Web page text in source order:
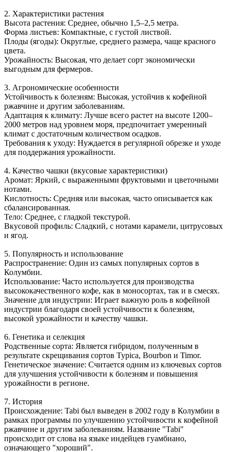
2. Характеристики растения
Высота растения: Среднее, обычно 1,5–2,5 метра.
Форма листьев: Компактные, с густой листвой.
Плоды (ягоды): Округлые, среднего размера, чаще красного
цвета.
Урожайность: Высокая, что делает сорт экономически
выгодным для фермеров.
3. Агрономические особенности
Устойчивость к болезням: Высокая, устойчив к кофейной
ржавчине и другим заболеваниям.
Адаптация к климату: Лучше всего растет на высоте 1200–
2000 метров над уровнем моря, предпочитает умеренный
климат с достаточным количеством осадков.
Требования к уходу: Нуждается в регулярной обрезке и уходе
для поддержания урожайности.
4. Качество чашки (вкусовые характеристики)
Аромат: Яркий, с выраженными фруктовыми и цветочными
нотами.
Кислотность: Средняя или высокая, часто описывается как
сбалансированная.
Тело: Среднее, с гладкой текстурой.
Вкусовой профиль: Сладкий, с нотами карамели, цитрусовых
и ягод.
5. Популярность и использование
Распространение: Один из самых популярных сортов в
Колумбии.
Использование: Часто используется для производства
высококачественного кофе, как в моносортах, так и в смесях.
Значение для индустрии: Играет важную роль в кофейной
индустрии благодаря своей устойчивости к болезням,
высокой урожайности и качеству чашки.
6. Генетика и селекция
Родственные сорта: Является гибридом, полученным в
результате скрещивания сортов Typica, Bourbon и Timor.
Генетическое значение: Считается одним из ключевых сортов
для улучшения устойчивости к болезням и повышения
урожайности в регионе.
7. История
Происхождение: Tabi был выведен в 2002 году в Колумбии в
рамках программы по улучшению устойчивости к кофейной
ржавчине и другим заболеваниям. Название "Tabi"
происходит от слова на языке индейцев гуамбиано,
означающего "хороший".